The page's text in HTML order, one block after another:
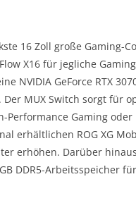
16 Zoll große Gaming-
X16 für jegliche
NVIDIA GeForce RTX
MUX Switch sorgt für
Performance Gaming
erhältlichen ROG XG
erhöhen. Darüber
GB DDR5-Arbeitsspeicher